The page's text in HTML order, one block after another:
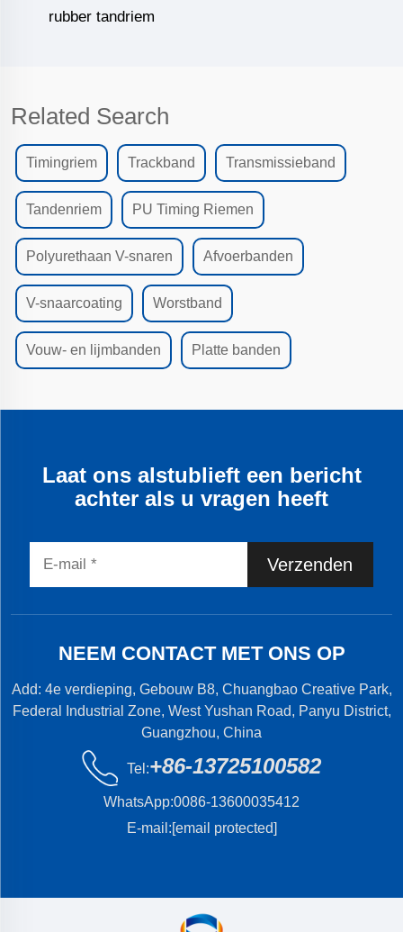
rubber tandriem
Related Search
Timingriem Trackband Transmissieband
Tandenriem PU Timing Riemen
Polyurethaan V-snaren Afvoerbanden
V-snaarcoating Worstband
Vouw- en lijmbanden Platte banden
Laat ons alstublieft een bericht
achter als u vragen heeft
Verzenden
NEEM CONTACT MET ONS OP
Add: 4e verdieping, Gebouw B8, Chuangbao Creative Park,
Federal Industrial Zone, West Yushan Road, Panyu District,
Guangzhou, China
Tel:+86-13725100582
WhatsApp:0086-13600035412
E-mail:[email protected]